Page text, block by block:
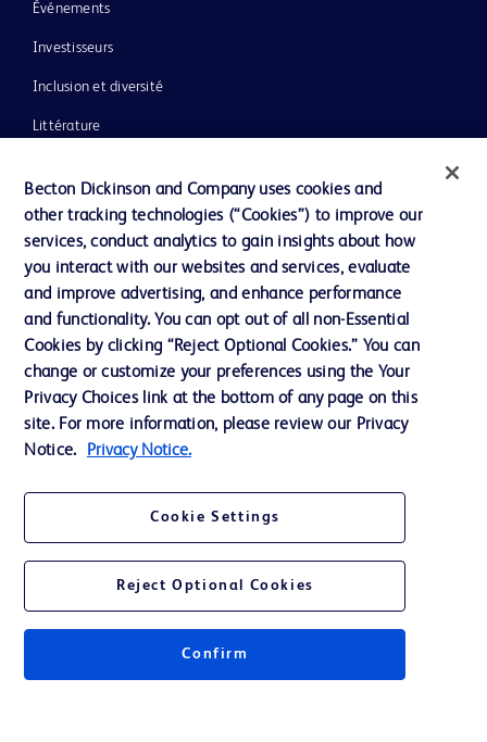
Événements
Investisseurs
Inclusion et diversité
Littérature
Éthique et conformité
Nous contacter
Préférences en matière de cookies
Confidentialité
Accessibilité du site Web
© 2026 BD. Tous droits réservés. BD et le logo de BD sont des marques
Becton Dickinson and Company uses cookies and
other tracking technologies (“Cookies”) to improve our
services, conduct analytics to gain insights about how
you interact with our websites and services, evaluate
and improve advertising, and enhance performance
and functionality. You can opt out of all non-Essential
Cookies by clicking “Reject Optional Cookies.” You can
change or customize your preferences using the Your
Privacy Choices link at the bottom of any page on this
site. For more information, please review our Privacy
Notice.
Privacy Notice.
Cookie Settings
Reject Optional Cookies
Confirm